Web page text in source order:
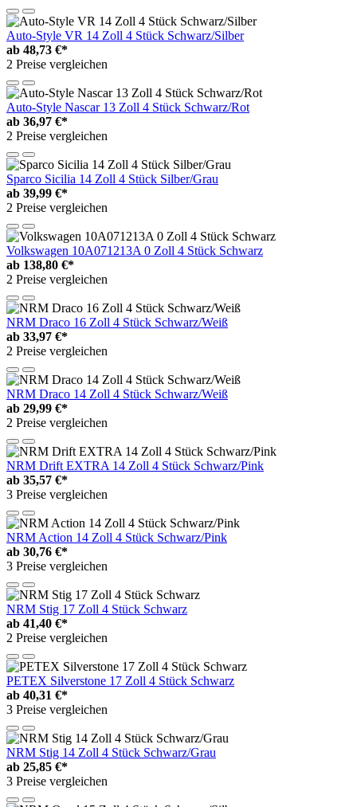
Auto-Style VR 14 Zoll 4 Stück Schwarz/Silber
ab 48,73 €*
2 Preise vergleichen
Auto-Style Nascar 13 Zoll 4 Stück Schwarz/Rot
ab 36,97 €*
2 Preise vergleichen
Sparco Sicilia 14 Zoll 4 Stück Silber/Grau
ab 39,99 €*
2 Preise vergleichen
Volkswagen 10A071213A 0 Zoll 4 Stück Schwarz
ab 138,80 €*
2 Preise vergleichen
NRM Draco 16 Zoll 4 Stück Schwarz/Weiß
ab 33,97 €*
2 Preise vergleichen
NRM Draco 14 Zoll 4 Stück Schwarz/Weiß
ab 29,99 €*
2 Preise vergleichen
NRM Drift EXTRA 14 Zoll 4 Stück Schwarz/Pink
ab 35,57 €*
3 Preise vergleichen
NRM Action 14 Zoll 4 Stück Schwarz/Pink
ab 30,76 €*
3 Preise vergleichen
NRM Stig 17 Zoll 4 Stück Schwarz
ab 41,40 €*
2 Preise vergleichen
PETEX Silverstone 17 Zoll 4 Stück Schwarz
ab 40,31 €*
3 Preise vergleichen
NRM Stig 14 Zoll 4 Stück Schwarz/Grau
ab 25,85 €*
3 Preise vergleichen